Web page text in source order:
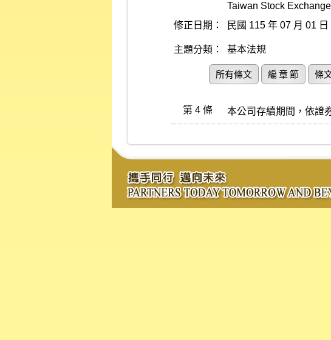
Taiwan Stock
修正日期：
民國 115 年 07 月 01 日
主題分類： 基本法規
所有條文 編 章 節 條
第 4 條 本公司存續期間，依證